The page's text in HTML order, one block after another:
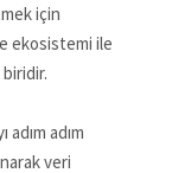
için
ekosistemi ile
adım
veri